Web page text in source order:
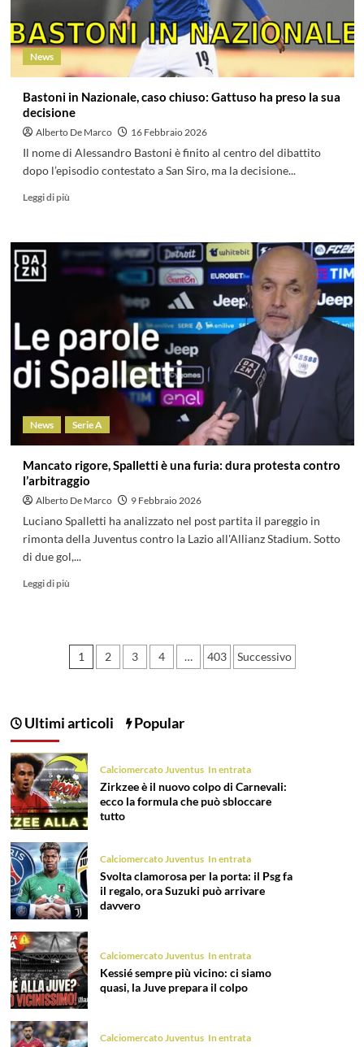
News
Bastoni in Nazionale, caso chiuso: Gattuso ha preso la sua
decisione
Alberto De Marco 16 Febbraio 2026
Il nome di Alessandro Bastoni è finito al centro del dibattito
dopo l’episodio contestato a San Siro, ma la decisione...
Leggi di più
News Serie A
Mancato rigore, Spalletti è una furia: dura protesta contro
l’arbitraggio
Alberto De Marco 9 Febbraio 2026
Luciano Spalletti ha analizzato nel post partita il pareggio in
rimonta della Juventus contro la Lazio all'Allianz Stadium. Sotto
di due gol,...
Leggi di più
Paginazione
articoli
1 2 3 4 … 403 Successivo
Ultimi articoli Popular
Calciomercato Juventus In entrata
Zirkzee è il nuovo colpo di Carnevali:
ecco la formula che può sbloccare
tutto
Calciomercato Juventus In entrata
Svolta clamorosa per la porta: il Psg fa
il regalo, ora Suzuki può arrivare
davvero
Calciomercato Juventus In entrata
Kessié sempre più vicino: ci siamo
quasi, la Juve prepara il colpo
Calciomercato Juventus In entrata